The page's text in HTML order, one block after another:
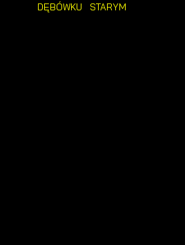
DĘBÓWKU STARYM